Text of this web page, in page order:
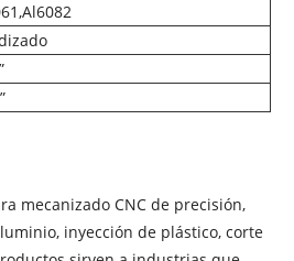
mecanizado CNC de precisión,
inyección de plástico, corte